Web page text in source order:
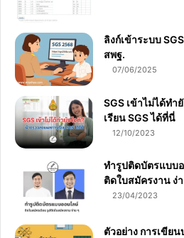
ลิงก์เข้าระบบ
สพฐ.
07/06/2025
SGS เข้าไม่ได้ทำ
เรียน SGS ได้ที่นี่
12/10/2023
ทำรูปติดบัตรแบบ
ติดใบสมัครงาน ง่า
23/04/2023
ตัวอย่าง การเขีย